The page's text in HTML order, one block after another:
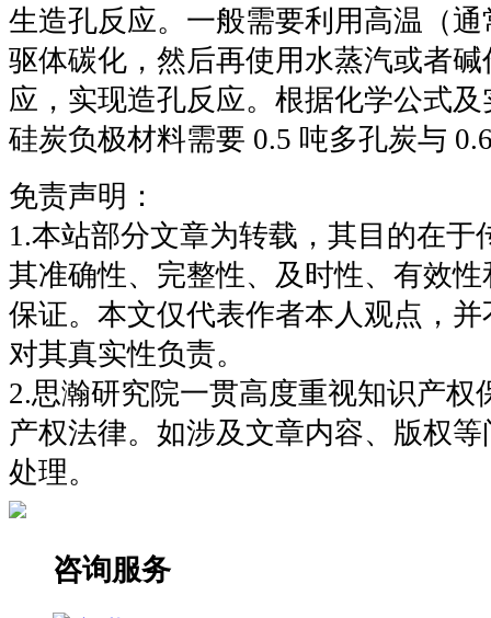
生造孔反应。一般需要利用高温（
驱体碳化，然后再使用水蒸汽或者
应，实现造孔反应。根据化学公式
硅炭负极材料需要 0.5 吨多孔炭与
免责声明：
1.本站部分文章为转载，其目的在于
其准确性、完整性、及时性、有效
保证。本文仅代表作者本人观点，
对其真实性负责。
2.思瀚研究院一贯高度重视知识产权
产权法律。如涉及文章内容、版权
处理。
咨询服务